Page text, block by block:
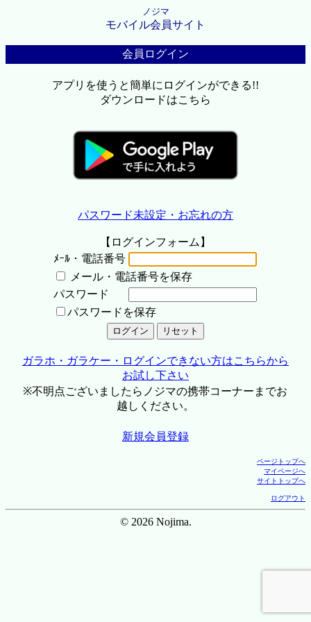
ノジマ
モバイル会員サイト
会員ログイン
アプリを使うと簡単にログインができる!!
ダウンロードはこちら
パスワード未設定・お忘れの方
【ログインフォーム】
ﾒｰﾙ・電話番号
メール・電話番号を保存
パスワード
パスワードを保存
ガラホ・ガラケー・ログインできない方はこちらから
お試し下さい
※不明点ございましたらノジマの携帯コーナーまでお
越しください。
新規会員登録
ページトップへ
マイページへ
サイトトップへ
ログアウト
© 2026 Nojima.